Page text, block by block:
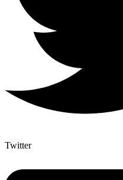
Twitter